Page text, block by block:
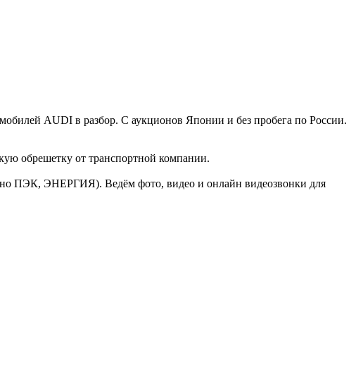
AUDI в разбор. С аукционов Японии и без пробега по России.
обрешетку от транспортной компании.
ПЭК, ЭНЕРГИЯ). Ведём фото, видео и онлайн видеозвонки для